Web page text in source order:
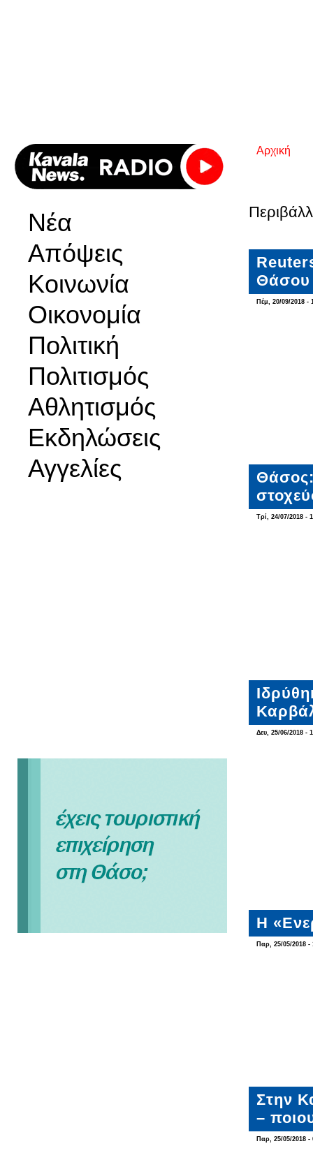
Νέα
Απόψεις
Κοινωνία
Οικονομία
Πολιτική
Πολιτισμός
Αθλητισμός
Εκδηλώσεις
Αγγελίες
Είστε
Αρχική
Θάσου
Πέμ, 20/09/2018 -
Τρί, 24/07/2018 -
Δευ, 25/06/2018 -
Η
Παρ, 25/05/2018 -
Στην
–
Παρ, 25/05/2018 -